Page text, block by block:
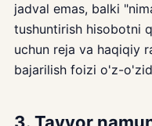
jadval emas, balki
tushuntirish hisobotni
uchun reja va haqiqiy
bajarilish foizi o'z-